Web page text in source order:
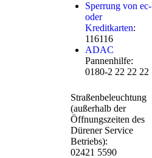
Sperrung von ec-
oder
Kreditkarten:
116116
ADAC
Pannenhilfe:
0180-2 22 22 22
Straßenbeleuchtung
(außerhalb der
Öffnungszeiten des
Dürener Service
Betriebs):
02421 5590